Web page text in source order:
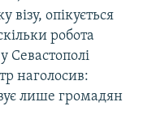
опікується
робота
Севастополі
наголосив:
лише громадян